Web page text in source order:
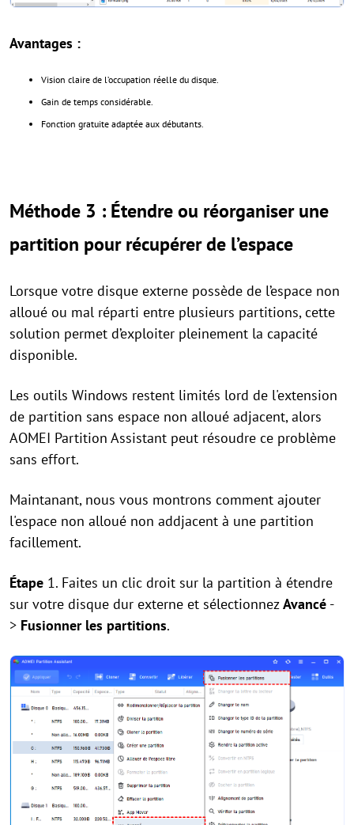
Avantages :
Vision claire de l’occupation réelle du disque.
Gain de temps considérable.
Fonction gratuite adaptée aux débutants.
Méthode 3 : Étendre ou réorganiser une
partition pour récupérer de l’espace
Lorsque votre disque externe possède de l’espace non
alloué ou mal réparti entre plusieurs partitions, cette
solution permet d’exploiter pleinement la capacité
disponible.
Les outils Windows restent limités lord de l'extension
de partition sans espace non alloué adjacent, alors
AOMEI Partition Assistant peut résoudre ce problème
sans effort.
Maintanant, nous vous montrons comment ajouter
l'espace non alloué non addjacent à une partition
facillement.
Étape 1. Faites un clic droit sur la partition à étendre
sur votre disque dur externe et sélectionnezAvancé -
> Fusionner les partitions.